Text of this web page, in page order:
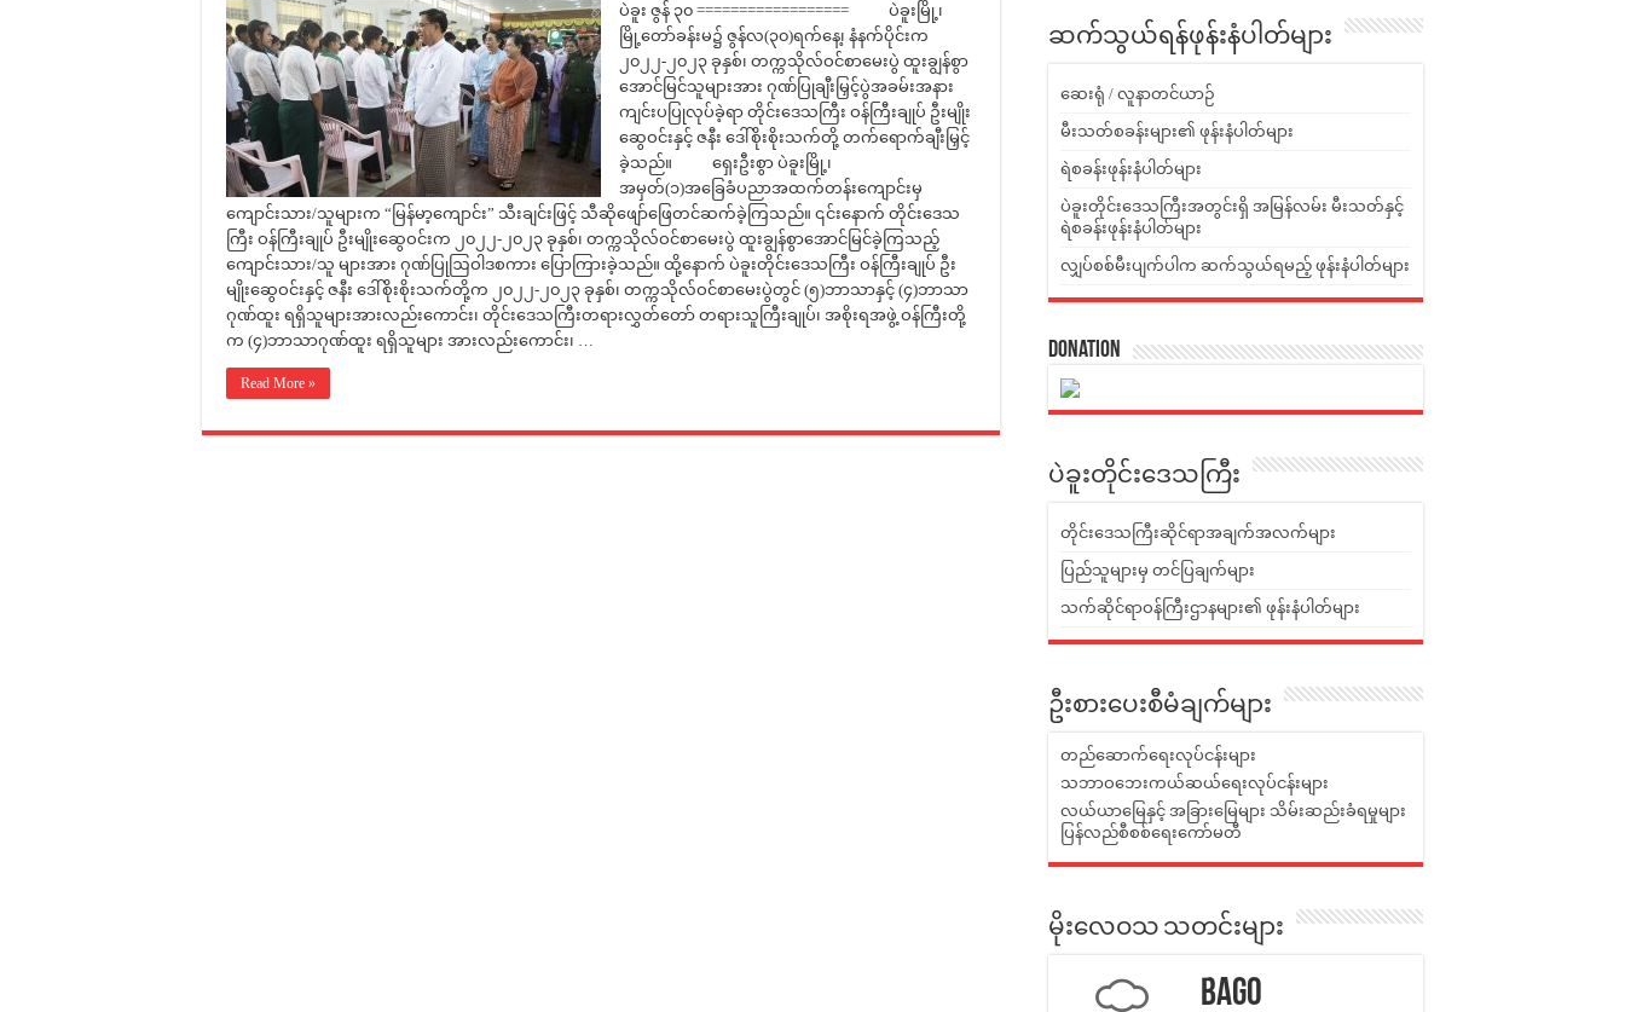
ပဲခူး ဇွန် ၃၀ ================== ပဲခူးမြို့၊
မြို့တော်ခန်းမ၌ ဇွန်လ(၃၀)ရက်နေ့၊ နံနက်ပိုင်းက
၂၀၂၂-၂၀၂၃ ခုနှစ်၊ တက္ကသိုလ်ဝင်စာမေးပွဲ ထူးချွန်စွာ
အောင်မြင်သူများအား ဂုဏ်ပြုချီးမြှင့်ပွဲအခမ်းအနား
ကျင်းပပြုလုပ်ခဲ့ရာ တိုင်းဒေသကြီး ဝန်ကြီးချုပ် ဦးမျိုး
ဆွေဝင်းနှင့် ဇနီး ဒေါ်စိုးစိုးသက်တို့ တက်ရောက်ချီးမြှင့်
ခဲ့သည်။ ရှေးဦးစွာ ပဲခူးမြို့၊
အမှတ်(၁)အခြေခံပညာအထက်တန်းကျောင်းမှ
ကျောင်းသား/သူများက “မြန်မာ့ကျောင်း” သီးချင်းဖြင့် သီဆိုဖျော်ဖြေတင်ဆက်ခဲ့ကြသည်။ ၎င်းနောက် တိုင်းဒေသ
ကြီး ဝန်ကြီးချုပ် ဦးမျိုးဆွေဝင်းက ၂၀၂၂-၂၀၂၃ ခုနှစ်၊ တက္ကသိုလ်ဝင်စာမေးပွဲ ထူးချွန်စွာအောင်မြင်ခဲ့ကြသည့်
ကျောင်းသား/သူ များအား ဂုဏ်ပြုဩဝါဒစကား ပြောကြားခဲ့သည်။ ထို့နောက် ပဲခူးတိုင်းဒေသကြီး ဝန်ကြီးချုပ် ဦး
မျိုးဆွေဝင်းနှင့် ဇနီး ဒေါ်စိုးစိုးသက်တို့က ၂၀၂၂-၂၀၂၃ ခုနှစ်၊ တက္ကသိုလ်ဝင်စာမေးပွဲတွင် (၅)ဘာသာနှင့် (၄)ဘာသာ
ဂုဏ်ထူး ရရှိသူများအားလည်းကောင်း၊ တိုင်းဒေသကြီးတရားလွှတ်တော် တရားသူကြီးချုပ်၊ အစိုးရအဖွဲ့ ဝန်ကြီးတို့
က (၄)ဘာသာဂုဏ်ထူး ရရှိသူများ အားလည်းကောင်း၊ …
Read More »
ဆက်သွယ်ရန်ဖုန်းနံပါတ်များ
ဆေးရုံ / လူနာတင်ယာဉ်
မီးသတ်စခန်းများ၏ ဖုန်းနံပါတ်များ
ရဲစခန်းဖုန်းနံပါတ်များ
ပဲခူးတိုင်းဒေသကြီးအတွင်းရှိ အမြန်လမ်း မီးသတ်နှင့်
ရဲစခန်းဖုန်းနံပါတ်များ
လျှပ်စစ်မီးပျက်ပါက ဆက်သွယ်ရမည့် ဖုန်းနံပါတ်များ
Donation
ပဲခူးတိုင်းဒေသကြီး
တိုင်းဒေသကြီးဆိုင်ရာအချက်အလက်များ
ပြည်သူများမှ တင်ပြချက်များ
သက်ဆိုင်ရာဝန်ကြီးဌာနများ၏ ဖုန်းနံပါတ်များ
ဦးစားပေးစီမံချက်များ
တည်ဆောက်ရေးလုပ်ငန်းများ
သဘာဝဘေးကယ်ဆယ်ရေးလုပ်ငန်းများ
လယ်ယာမြေနှင့် အခြားမြေများ သိမ်းဆည်းခံရမှုများ
ပြန်လည်စီစစ်ရေးကော်မတီ
မိုးလေဝသ သတင်းများ
Bago